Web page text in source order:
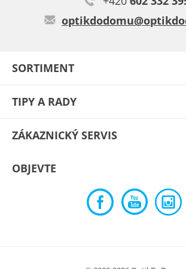
Tyto brýle vypadají parádně v klasické u
velmi povedený design a služby Optik do
Zajímavé výrazné brýle s flexi pantem a
SORTIMENT
TIPY A RADY
ZÁKAZNICKÝ SERVIS
OBJEVTE